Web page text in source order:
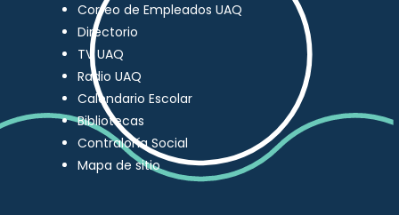
Correo de Empleados UAQ
Directorio
TV UAQ
Radio UAQ
Calendario Escolar
Bibliotecas
Contraloría Social
Mapa de sitio